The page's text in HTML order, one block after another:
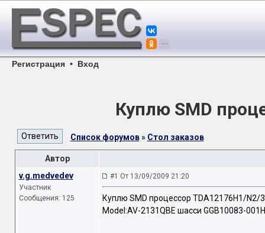
Регистрация • Вход
Куплю SMD
Список форумов» Стол заказов
Автор
v.g.medvedev
Участник
Сообщения: 125
#1 От 13/09/2009 21:20
Куплю SMD процессор TDA12176H1/N2/
Model:AV-2131QBE шасси GGB10083-